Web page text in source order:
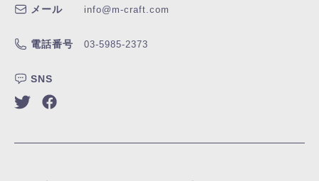
メール info@m-craft.com
電話番号 03-5985-2373
SNS